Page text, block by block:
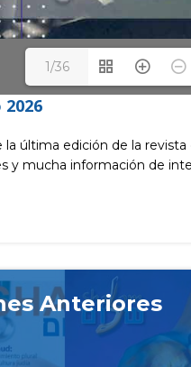
1/36
última edición de la
y mucha información de
Anteriores